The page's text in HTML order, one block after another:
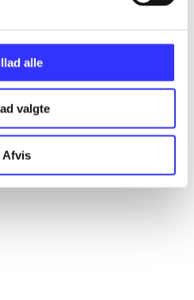
alle
valgte
Afvis